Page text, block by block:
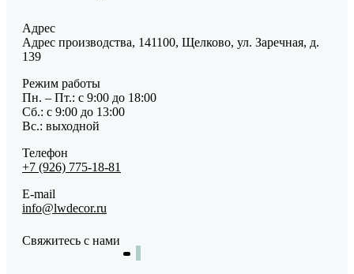
Das Parkett Welt (Одинцовский р-н), Московская область,
Одинцовский р-н, ул. Торговая стр.2
Пн.-Вс.: 10:00-20:00
8(926) 279-27-92
7107393@mail.ru
Рам Хаус, ул. Красная сосна 2а. ТЦ Компас, 3 этаж, в
На карте
Пн.-Вс.: 11:00-20:00
TeralDecor, г. Химки, Вашутинское шоссе, вл. 18А,
Адрес
Адрес производства, 141100, Щелково, ул. Заречная, д.
139
Режим работы
Пн. – Пт.: с 9:00 до 18:00
Сб.: с 9:00 до 13:00
Вс.: выходной
Телефон
+7 (926) 775-18-81
E-mail
info@lwdecor.ru
Свяжитесь с нами